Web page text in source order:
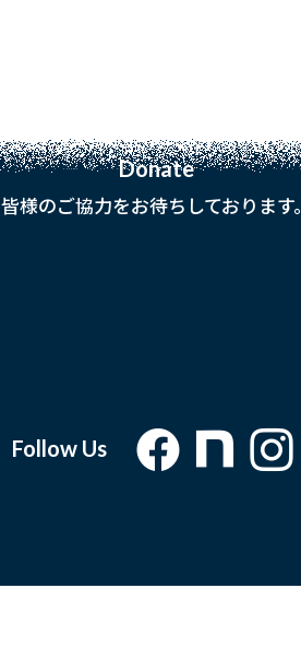
Donate
皆様のご協力をお待ちしております。
Follow Us